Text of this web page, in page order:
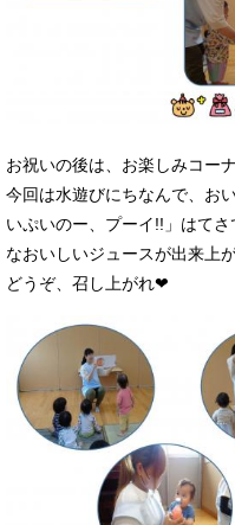
お祝いの後は、お楽しみコーナ
今回は水遊びにちなんで、お
いぷいのー、プーイ!!」はて
なおいしいジュースが出来上
どうぞ、召し上がれ❤